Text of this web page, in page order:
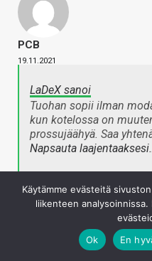
PCB
19.11.2021
LaDeX sanoi
Tuohan sopii ilman
kun kotelossa on
prossujäähyä. Saa
Napsauta
Niinpä, mutta tätähän en
Kirjaudu sisään vastataksesi
Käytämme evästeitä
liikenteen
Ok
En